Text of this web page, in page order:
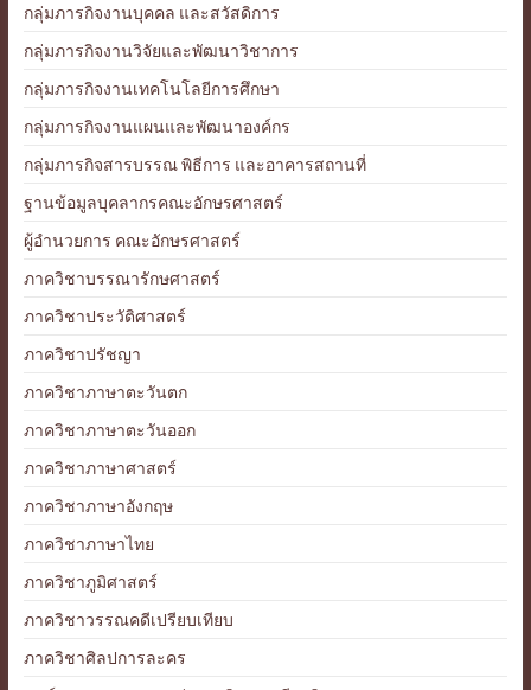
กลุ่มภารกิจงานบุคคล และสวัสดิการ
กลุ่มภารกิจงานวิจัยและพัฒนาวิชาการ
กลุ่มภารกิจงานเทคโนโลยีการศึกษา
กลุ่มภารกิจงานแผนและพัฒนาองค์กร
กลุ่มภารกิจสารบรรณ พิธีการ และอาคารสถานที่
ฐานข้อมูลบุคลากรคณะอักษรศาสตร์
ผู้อำนวยการ คณะอักษรศาสตร์
ภาควิชาบรรณารักษศาสตร์
ภาควิชาประวัติศาสตร์
ภาควิชาปรัชญา
ภาควิชาภาษาตะวันตก
ภาควิชาภาษาตะวันออก
ภาควิชาภาษาศาสตร์
ภาควิชาภาษาอังกฤษ
ภาควิชาภาษาไทย
ภาควิชาภูมิศาสตร์
ภาควิชาวรรณคดีเปรียบเทียบ
ภาควิชาศิลปการละคร